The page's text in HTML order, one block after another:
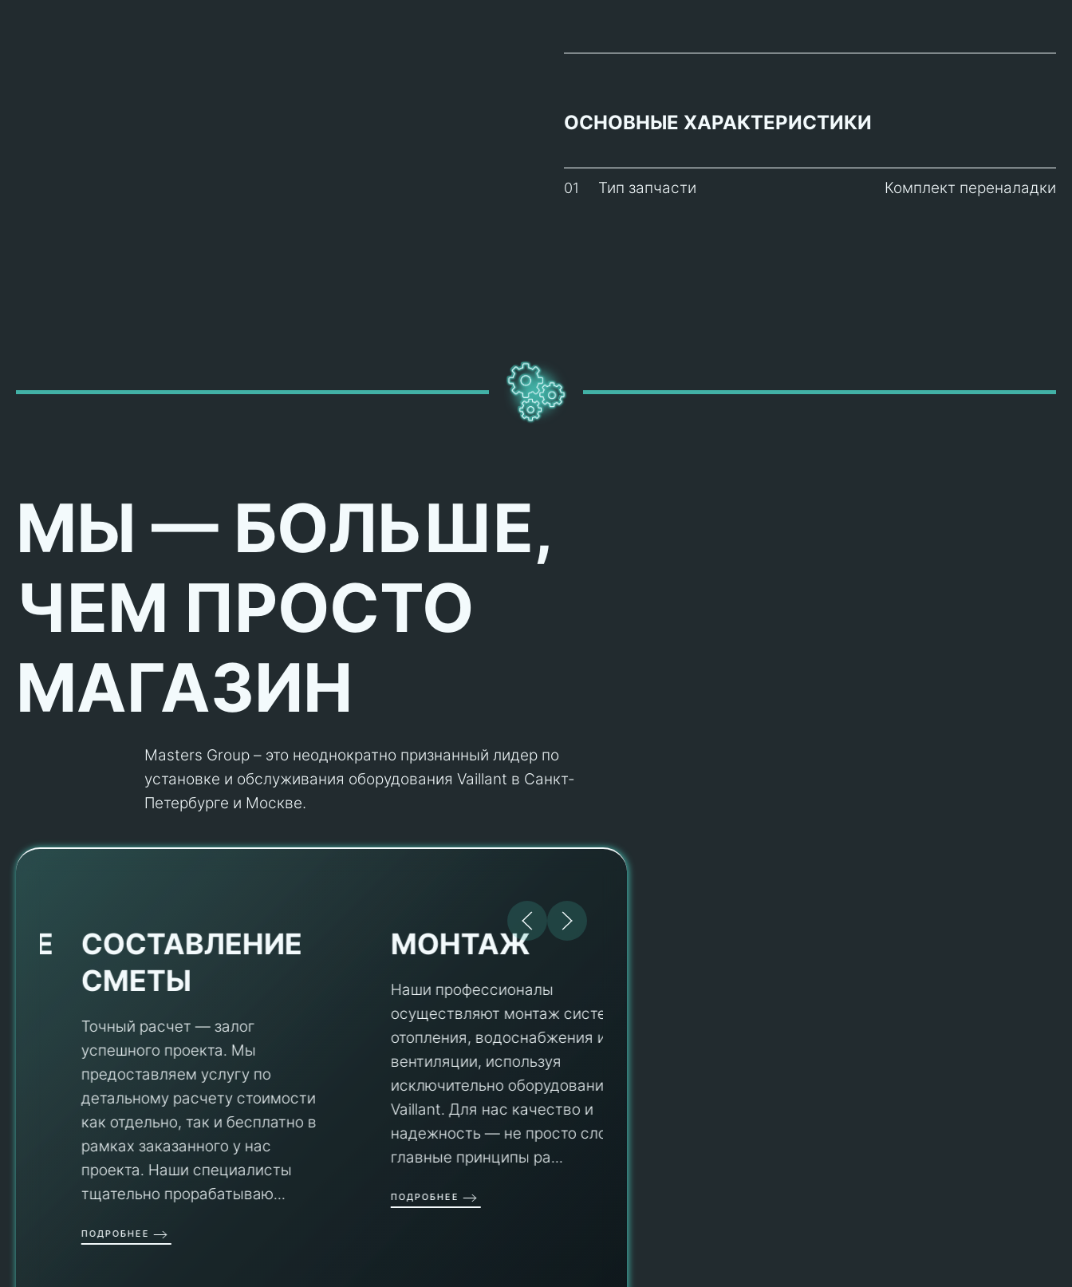
ОСНОВНЫЕ ХАРАКТЕРИСТИКИ
01 Тип запчасти Комплект переналадки
МЫ — БОЛЬШЕ,
ЧЕМ ПРОСТО
МАГАЗИН
Masters Group – это неоднократно признанный лидер по
установке и обслуживания оборудования Vaillant в Санкт-
Петербурге и Москве.
СОСТАВЛЕНИЕ
СМЕТЫ
Точный расчет — залог
успешного проекта. Мы
предоставляем услугу по
детальному расчету стоимости
как отдельно, так и бесплатно в
рамках заказанного у нас
проекта. Наши специалисты
тщательно прорабатываю...
ПОДРОБНЕЕ
МОНТАЖ
Наши профессионалы
осуществляют монтаж систем
отопления, водоснабжения и
вентиляции, используя
исключительно оборудование
Vaillant. Для нас качество и
надежность — не просто слова, а
главные принципы ра...
ПОДРОБНЕЕ